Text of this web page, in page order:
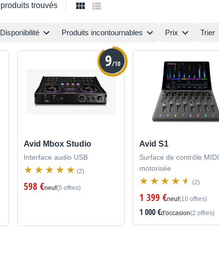
produits trouvés
Disponibilité Produits incontournables Prix Trier
9/10
Avid Mbox Studio
Interface audio USB
(2)
598 €neuf(5 offres)
Avid S1
Surface de contrôle MIDI
motorisée
(2)
1 399 €neuf(10 offres)
1 000 €d'occasion(2 offres)